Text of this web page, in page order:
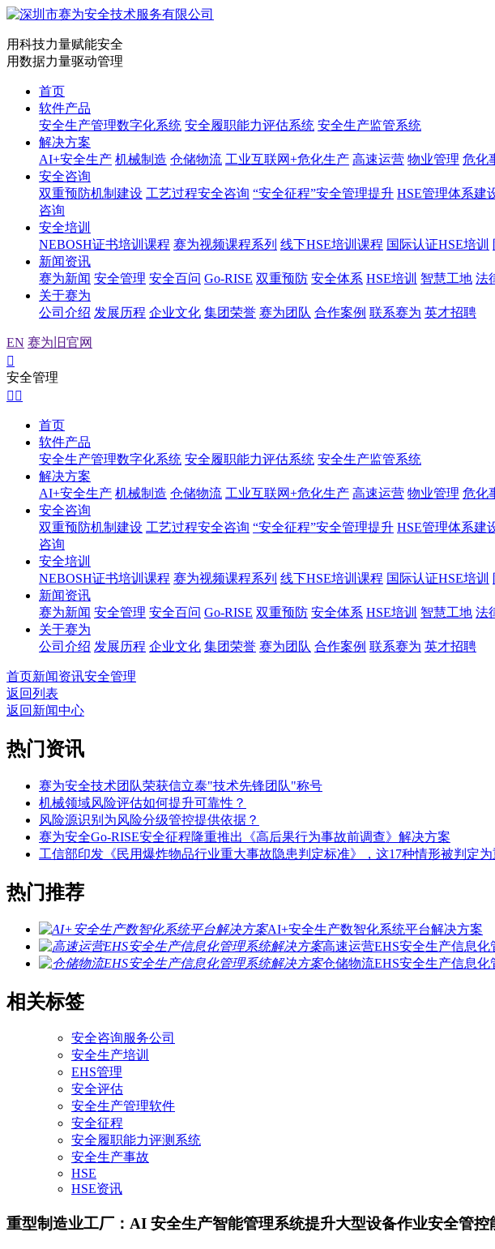
用科技力量赋能安全
用数据力量驱动管理
首页
软件产品
安全生产管理数字化系统 安全履职能力评估系统 安全生产监管系统
解决方案
AI+安全生产 机械制造 仓储物流 工业互联网+危化生产 高速运营 物业管理 危化
安全咨询
双重预防机制建设 工艺过程安全咨询 “安全征程”安全管理提升 HSE管理体系建
咨询
安全培训
NEBOSH证书培训课程 赛为视频课程系列 线下HSE培训课程 国际认证HSE培训
新闻资讯
赛为新闻 安全管理 安全百问 Go-RISE 双重预防 安全体系 HSE培训 智慧工地 法
关于赛为
公司介绍 发展历程 企业文化 集团荣誉 赛为团队 合作案例 联系赛为 英才招聘
EN 赛为旧官网

安全管理
 
首页
软件产品
安全生产管理数字化系统 安全履职能力评估系统 安全生产监管系统
解决方案
AI+安全生产 机械制造 仓储物流 工业互联网+危化生产 高速运营 物业管理 危化
安全咨询
双重预防机制建设 工艺过程安全咨询 “安全征程”安全管理提升 HSE管理体系建
咨询
安全培训
NEBOSH证书培训课程 赛为视频课程系列 线下HSE培训课程 国际认证HSE培训
新闻资讯
赛为新闻 安全管理 安全百问 Go-RISE 双重预防 安全体系 HSE培训 智慧工地 法
关于赛为
公司介绍 发展历程 企业文化 集团荣誉 赛为团队 合作案例 联系赛为 英才招聘
首页新闻资讯安全管理
返回列表
返回新闻中心
热门资讯
赛为安全技术团队荣获信立泰"技术先锋团队"称号
机械领域风险评估如何提升可靠性？
风险源识别为风险分级管控提供依据？
赛为安全Go-RISE安全征程隆重推出《高后果行为事故前调查》解决方案
工信部印发《民用爆炸物品行业重大事故隐患判定标准》，这17种情形被判定为
热门推荐
AI+安全生产数智化系统平台解决方案
高速运营EHS安全生产信息化
仓储物流EHS安全生产信息化
相关标签
安全咨询服务公司
安全生产培训
EHS管理
安全评估
安全生产管理软件
安全征程
安全履职能力评测系统
安全生产事故
HSE
HSE资讯
重型制造业工厂：AI 安全生产智能管理系统提升大型设备作业安全管控